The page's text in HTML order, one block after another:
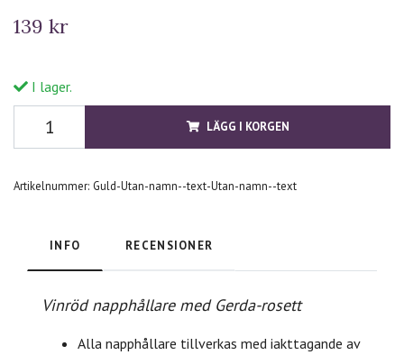
139 kr
I lager.
LÄGG I KORGEN
Artikelnummer: Guld-Utan-namn--text-Utan-namn--text
INFO RECENSIONER
Vinröd napphållare med Gerda-rosett
Alla napphållare tillverkas med iakttagande av